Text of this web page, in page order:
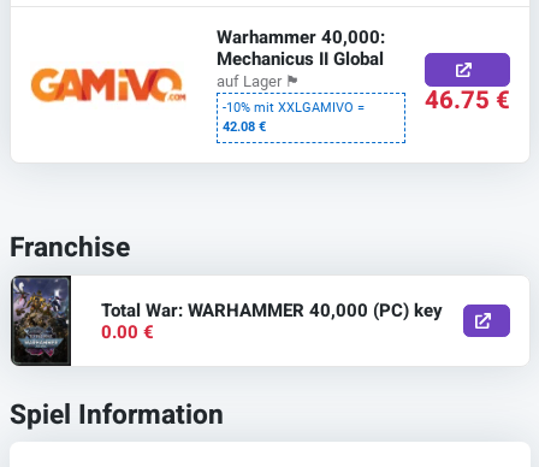
Warhammer 40,000:
Mechanicus II Global
auf Lager 🏴
-10% mit XXLGAMIVO =
42.08 €
46.75 €
Franchise
Total War: WARHAMMER 40,000 (PC) key
0.00 €
Spiel Information